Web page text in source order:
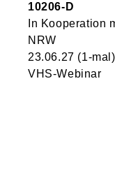
10206-D
In Kooperation
NRW
23.06.27 (1-mal)
VHS-Webinar